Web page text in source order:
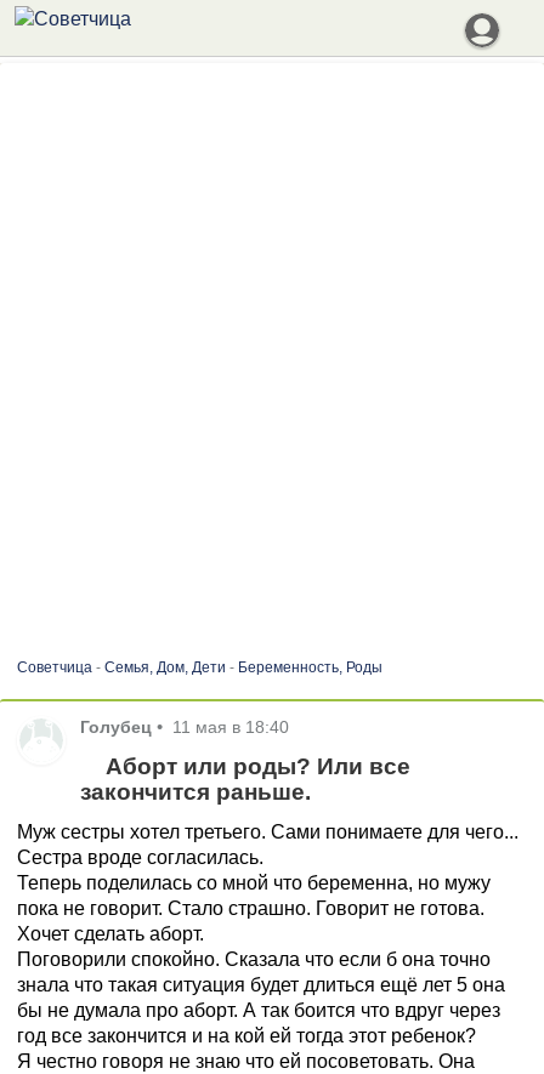
Советчица- Семья, Дом, Дети - Беременность, Роды
Голубец • 11 мая в 18:40
Аборт или роды? Или все
закончится раньше.
Муж сестры хотел третьего. Сами понимаете для чего...
Сестра вроде согласилась.
Теперь поделилась со мной что беременна, но мужу
пока не говорит. Стало страшно. Говорит не готова.
Хочет сделать аборт.
Поговорили спокойно. Сказала что если б она точно
знала что такая ситуация будет длиться ещё лет 5 она
бы не думала про аборт. А так боится что вдруг через
год все закончится и на кой ей тогда этот ребенок?
Я честно говоря не знаю что ей посоветовать. Она